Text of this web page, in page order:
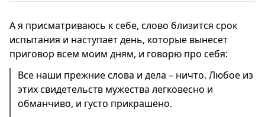
А я присматриваюсь к себе, слово близится срок
испытания и наступает день, которые вынесет
приговор всем моим дням, и говорю про себя:
Все наши прежние слова и дела – ничто. Любое из
этих свидетельств мужества легковесно и
обманчиво, и густо прикрашено.